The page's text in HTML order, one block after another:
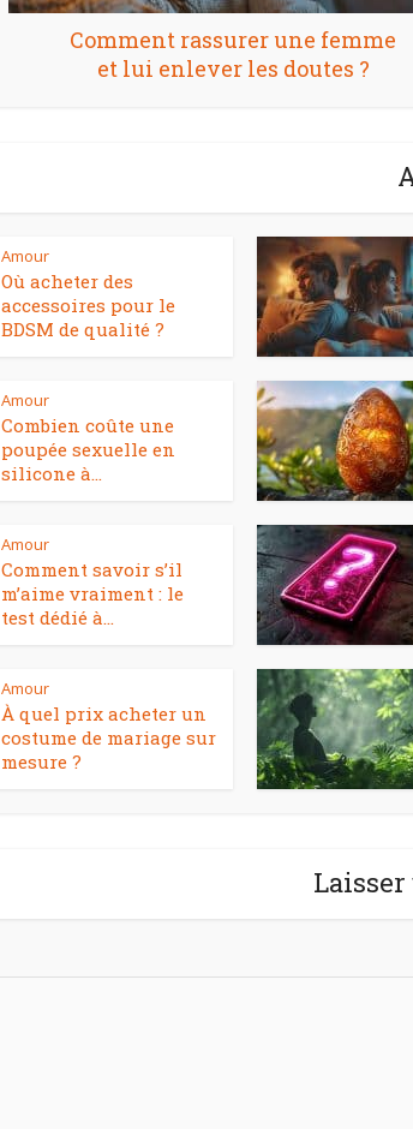
Comment rassurer une femme
et lui enlever les doutes ?
Amour
Où acheter des
accessoires pour le
BDSM de qualité ?
Amour
Combien coûte une
poupée sexuelle en
silicone à...
Amour
Comment savoir s’il
m’aime vraiment : le
test dédié à...
Amour
À quel prix acheter un
costume de mariage sur
mesure ?